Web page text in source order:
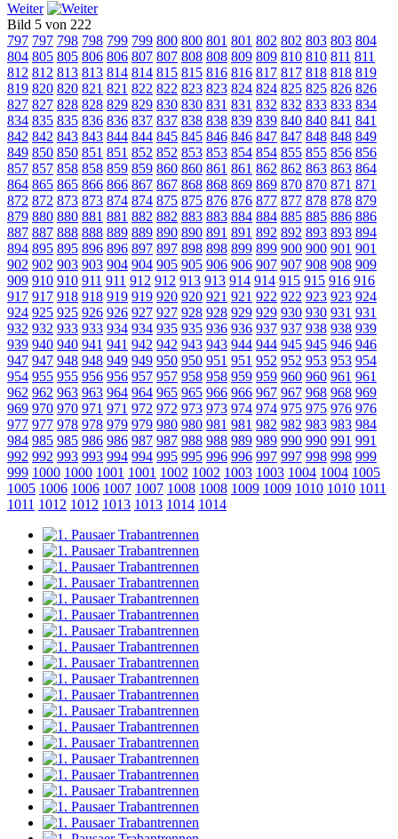
Weiter
Bild 5 von 222
797 797 798 798 799 799 800 800 801 801 802 802 803 803 804
804 805 805 806 806 807 807 808 808 809 809 810 810 811 811
812 812 813 813 814 814 815 815 816 816 817 817 818 818 819
819 820 820 821 821 822 822 823 823 824 824 825 825 826 826
827 827 828 828 829 829 830 830 831 831 832 832 833 833 834
834 835 835 836 836 837 837 838 838 839 839 840 840 841 841
842 842 843 843 844 844 845 845 846 846 847 847 848 848 849
849 850 850 851 851 852 852 853 853 854 854 855 855 856 856
857 857 858 858 859 859 860 860 861 861 862 862 863 863 864
864 865 865 866 866 867 867 868 868 869 869 870 870 871 871
872 872 873 873 874 874 875 875 876 876 877 877 878 878 879
879 880 880 881 881 882 882 883 883 884 884 885 885 886 886
887 887 888 888 889 889 890 890 891 891 892 892 893 893 894
894 895 895 896 896 897 897 898 898 899 899 900 900 901 901
902 902 903 903 904 904 905 905 906 906 907 907 908 908 909
909 910 910 911 911 912 912 913 913 914 914 915 915 916 916
917 917 918 918 919 919 920 920 921 921 922 922 923 923 924
924 925 925 926 926 927 927 928 928 929 929 930 930 931 931
932 932 933 933 934 934 935 935 936 936 937 937 938 938 939
939 940 940 941 941 942 942 943 943 944 944 945 945 946 946
947 947 948 948 949 949 950 950 951 951 952 952 953 953 954
954 955 955 956 956 957 957 958 958 959 959 960 960 961 961
962 962 963 963 964 964 965 965 966 966 967 967 968 968 969
969 970 970 971 971 972 972 973 973 974 974 975 975 976 976
977 977 978 978 979 979 980 980 981 981 982 982 983 983 984
984 985 985 986 986 987 987 988 988 989 989 990 990 991 991
992 992 993 993 994 994 995 995 996 996 997 997 998 998 999
999 1000 1000 1001 1001 1002 1002 1003 1003 1004 1004 1005
1005 1006 1006 1007 1007 1008 1008 1009 1009 1010 1010 1011
1011 1012 1012 1013 1013 1014 1014